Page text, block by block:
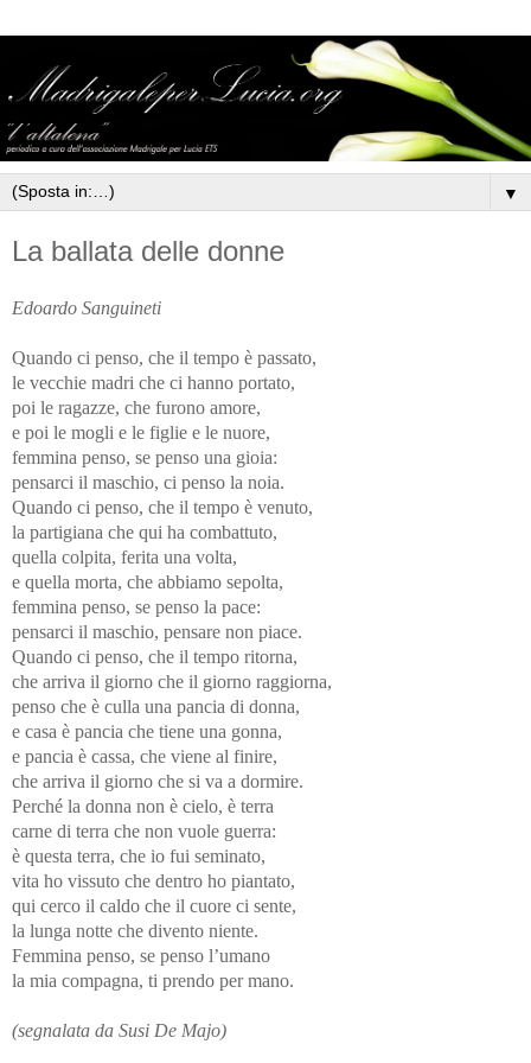
▼
La ballata delle donne
Edoardo Sanguineti
Quando ci penso, che il tempo è passato,
le vecchie madri che ci hanno portato,
poi le ragazze, che furono amore,
e poi le mogli e le figlie e le nuore,
femmina penso, se penso una gioia:
pensarci il maschio, ci penso la noia.
Quando ci penso, che il tempo è venuto,
la partigiana che qui ha combattuto,
quella colpita, ferita una volta,
e quella morta, che abbiamo sepolta,
femmina penso, se penso la pace:
pensarci il maschio, pensare non piace.
Quando ci penso, che il tempo ritorna,
che arriva il giorno che il giorno raggiorna,
penso che è culla una pancia di donna,
e casa è pancia che tiene una gonna,
e pancia è cassa, che viene al finire,
che arriva il giorno che si va a dormire.
Perché la donna non è cielo, è terra
carne di terra che non vuole guerra:
è questa terra, che io fui seminato,
vita ho vissuto che dentro ho piantato,
qui cerco il caldo che il cuore ci sente,
la lunga notte che divento niente.
Femmina penso, se penso l’umano
la mia compagna, ti prendo per mano.
(segnalata da Susi De Majo)